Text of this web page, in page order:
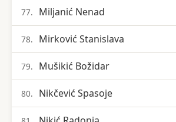
77. Miljanić Nenad
78. Mirković Stanislava
79. Mušikić Božidar
80. Nikčević Spasoje